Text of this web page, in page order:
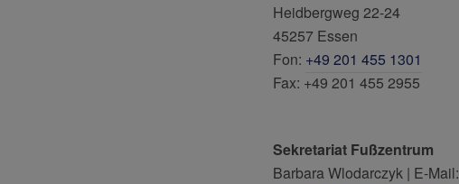
Heidbergweg 22-24
45257 Essen
Fon: +49 201 455 1301
Fax: +49 201 455 2955
Sekretariat Fußzentrum
Barbara Wlodarczyk | E-Mail: